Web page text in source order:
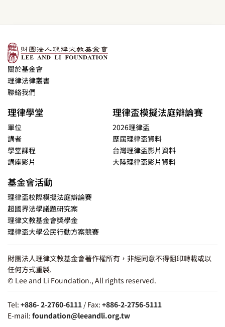
關於基金會
理律法律叢書
聯絡我們
理律學堂
單位
講者
學堂課程
講座影片
理律盃模擬法庭辯論賽
2026理律盃
歷屆理律盃資料
台灣理律盃影片資料
大陸理律盃影片資料
基金會活動
理律盃校際模擬法庭辯論賽
超國界法學議題研究案
理律文教基金會獎學金
理律盃大學公民行動方案競賽
財團法人理律文教基金會著作權所有，非經同意不得翻印轉載或以
任何方式重製.
© Lee and Li Foundation., All rights reserved.
Tel: +886- 2-2760-6111 / Fax: +886-2-2756-5111
E-mail: foundation@leeandli.org.tw